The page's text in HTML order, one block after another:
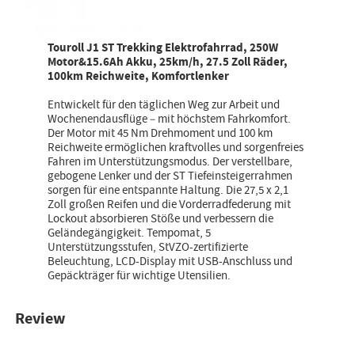
Touroll J1 ST Trekking Elektrofahrrad, 250W
Motor&15.6Ah Akku, 25km/h, 27.5 Zoll Räder,
100km Reichweite, Komfortlenker
Entwickelt für den täglichen Weg zur Arbeit und
Wochenendausflüge – mit höchstem Fahrkomfort.
Der Motor mit 45 Nm Drehmoment und 100 km
Reichweite ermöglichen kraftvolles und sorgenfreies
Fahren im Unterstützungsmodus. Der verstellbare,
gebogene Lenker und der ST Tiefeinsteigerrahmen
sorgen für eine entspannte Haltung. Die 27,5 x 2,1
Zoll großen Reifen und die Vorderradfederung mit
Lockout absorbieren Stöße und verbessern die
Geländegängigkeit. Tempomat, 5
Unterstützungsstufen, StVZO-zertifizierte
Beleuchtung, LCD-Display mit USB-Anschluss und
Gepäckträger für wichtige Utensilien.
Review